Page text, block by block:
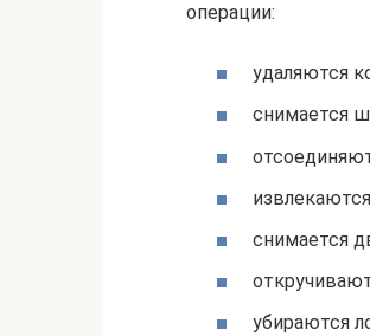
операции:
удаляются
снимается
снимается
убираются